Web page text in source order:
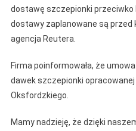
dostawę szczepionki przeciwko
dostawy zaplanowane są przed
agencja Reutera.
Firma poinformowała, że
dawek szczepionki
Oksfordzkiego.
Mamy nadzieję, że dzięki